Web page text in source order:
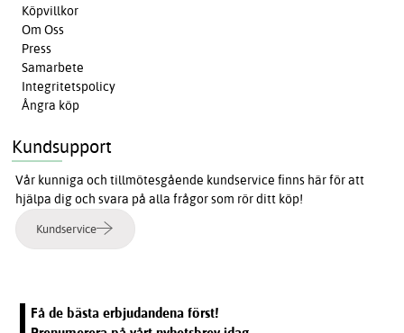
Köpvillkor
Om Oss
Press
Samarbete
Integritetspolicy
Ångra köp
Kundsupport
Vår kunniga och tillmötesgående kundservice finns här för att
hjälpa dig och svara på alla frågor som rör ditt köp!
Kundservice
Få de bästa erbjudandena först!